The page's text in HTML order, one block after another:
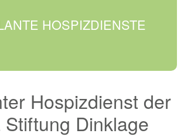
HOSPIZDIENSTE
Hospizdienst der
Dinklage